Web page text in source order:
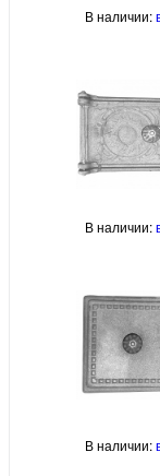
В наличии:
В наличии:
В наличии: